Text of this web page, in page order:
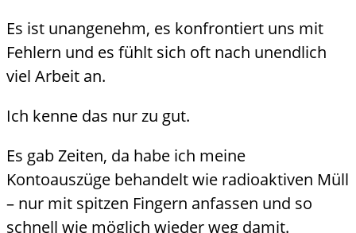
Es ist unangenehm, es konfrontiert uns mit
Fehlern und es fühlt sich oft nach unendlich
viel Arbeit an.
Ich kenne das nur zu gut.
Es gab Zeiten, da habe ich meine
Kontoauszüge behandelt wie radioaktiven Müll
– nur mit spitzen Fingern anfassen und so
schnell wie möglich wieder weg damit.